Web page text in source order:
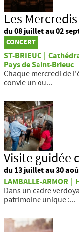
Les
du 08 juillet au 02
CONCERT
ST-BRIEUC
Pays de Saint-Brieuc
Chaque mercredi de
convie un ou...
Visite guidée
du 13 juillet au 30
LAMBALLE-ARMOR
Dans un cadre
patrimoine unique :...